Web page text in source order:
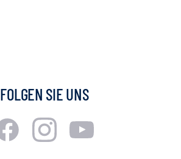
FOLGEN SIE UNS